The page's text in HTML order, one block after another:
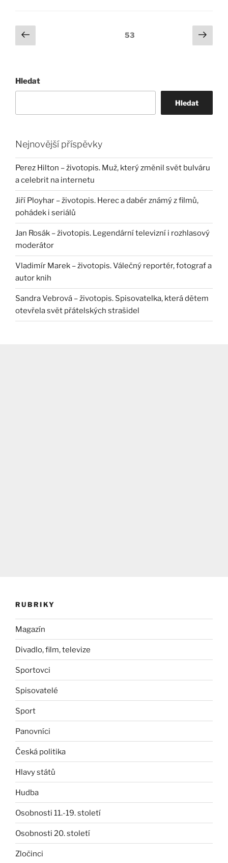
Stránkování
příspěvků
Předchozí
stránka
Stránka:53
Další
Hledat
Hledat
Nejnovější příspěvky
Perez Hilton – životopis. Muž, který změnil svět bulváru
a celebrit na internetu
Jiří Ployhar – životopis. Herec a dabér známý z filmů,
pohádek i seriálů
Jan Rosák – životopis. Legendární televizní i rozhlasový
moderátor
Vladimír Marek – životopis. Válečný reportér, fotograf a
autor knih
Sandra Vebrová – životopis. Spisovatelka, která dětem
otevřela svět přátelských strašidel
RUBRIKY
Magazín
Divadlo, film, televize
Sportovci
Spisovatelé
Sport
Panovníci
Česká politika
Hlavy států
Hudba
Osobnosti 11.-19. století
Osobnosti 20. století
Zločinci